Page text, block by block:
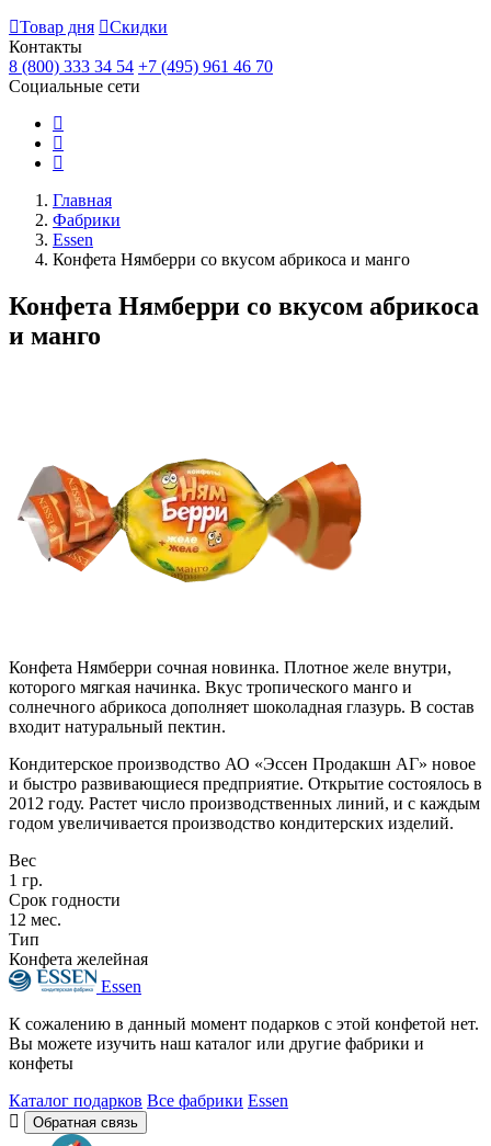
Товар дня
Скидки
Контакты
8 (800) 333 34 54 +7 (495) 961 46 70
Социальные сети
Главная
Фабрики
Essen
Конфета Нямберри со вкусом абрикоса и манго
Конфета Нямберри со вкусом абрикоса
и манго
Конфета Нямберри сочная новинка. Плотное желе внутри,
которого мягкая начинка. Вкус тропического манго и
солнечного абрикоса дополняет шоколадная глазурь. В состав
входит натуральный пектин.
Кондитерское производство АО «Эссен Продакшн АГ» новое
и быстро развивающиеся предприятие. Открытие состоялось в
2012 году. Растет число производственных линий, и с каждым
годом увеличивается производство кондитерских изделий.
Вес
1 гр.
Срок годности
12 мес.
Тип
Конфета желейная
Essen
К сожалению в данный момент подарков с этой конфетой нет.
Вы можете изучить наш каталог или другие фабрики и
конфеты
Каталог подарков Все фабрики Essen
Обратная связь